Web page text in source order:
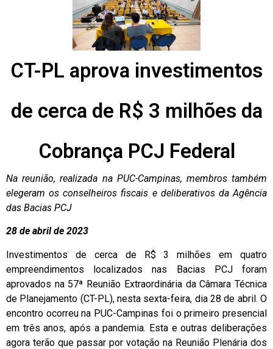
CT-PL aprova investimentos
de cerca de R$ 3 milhões da
Cobrança PCJ Federal
Na reunião, realizada na PUC-Campinas, membros também
elegeram os conselheiros fiscais e deliberativos da Agência
das Bacias PCJ
28 de abril de 2023
Investimentos de cerca de R$ 3 milhões em quatro
empreendimentos localizados nas Bacias PCJ foram
aprovados na 57ª Reunião Extraordinária da Câmara Técnica
de Planejamento (CT-PL), nesta sexta-feira, dia 28 de abril. O
encontro ocorreu na PUC-Campinas foi o primeiro presencial
em três anos, após a pandemia. Esta e outras deliberações
agora terão que passar por votação na Reunião Plenária dos